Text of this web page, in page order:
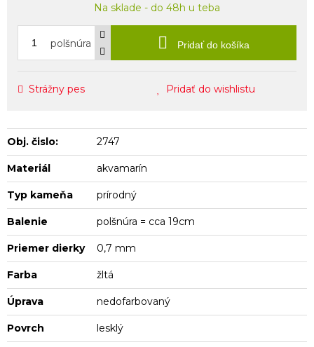
Na sklade - do 48h u teba
polšnúra Pridať do košíka
Strážny pes Pridať do wishlistu
Obj. čislo: 2747
Materiál akvamarín
Typ kameňa prírodný
Balenie polšnúra = cca 19cm
Priemer dierky 0,7 mm
Farba žltá
Úprava nedofarbovaný
Povrch lesklý